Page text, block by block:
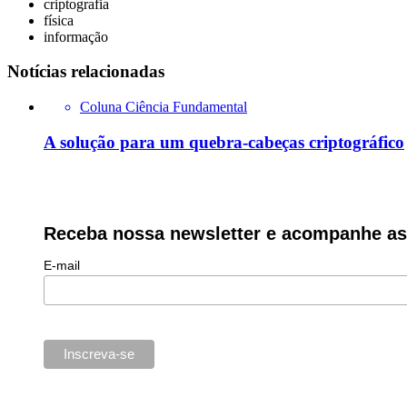
criptografia
física
informação
Notícias relacionadas
Coluna Ciência Fundamental
A solução para um quebra-cabeças criptográfico
Receba nossa newsletter e acompanhe
E-mail